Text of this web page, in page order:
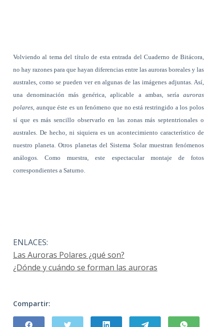
Volviendo al tema del título de esta entrada del Cuaderno de Bitácora,
no hay razones para que hayan diferencias entre las auroras boreales y las
australes, como se pueden ver en algunas de las imágenes adjuntas. Así,
una denominación más genérica, aplicable a ambas, seríaauroras
polares, aunque éste es un fenómeno que no está restringido a los polos
sí que es más sencillo observarlo en las zonas más septentrionales o
australes. De hecho, ni siquiera es un acontecimiento característico de
nuestro planeta. Otros planetas del Sistema Solar muestran fenómenos
análogos. Como muestra, este espectacular montaje de fotos
correspondientes a Saturno.
ENLACES:
Las Auroras Polares ¿qué son?
¿Dónde y cuándo se forman las auroras
Compartir: